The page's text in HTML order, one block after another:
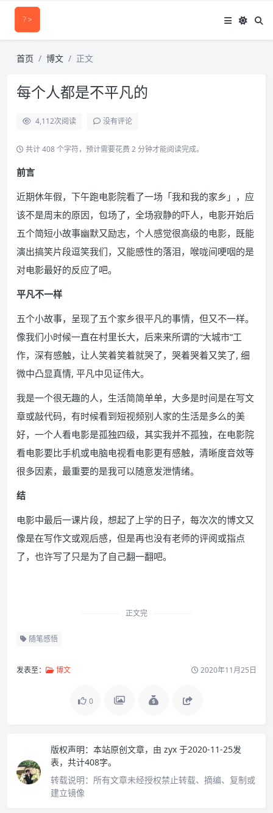
首页 博文 正文
每个人都是不平凡的
4,112次阅读 没有评论
共计 408 个字符，预计需要花费 2 分钟才能阅读完成。
前言
近期休年假，下午跑电影院看了一场「我和我的家乡」，应
该不是周末的原因，包场了，全场寂静的吓人，电影开始后
五个简短小故事幽默又励志，个人感觉很高级的电影，既能
演出搞笑片段逗笑我们，又能感性的落泪，喉咙间哽咽的是
对电影最好的反应了吧。
平凡不一样
五个小故事，呈现了五个家乡很平凡的事情，但又不一样。
像我们小时候一直在村里长大，后来来所谓的“大城市”工
作，深有感触，让人笑着笑着就哭了，哭着哭着又笑了, 细
微中凸显真情, 平凡中见证伟大。
我是一个很无趣的人，生活简简单单，大多是时间是在写文
章或敲代码，有时候看到短视频别人家的生活是多么的美
好，一个人看电影是孤独四级，其实我并不孤独，在电影院
看电影要比手机或电脑电视看电影更有感触，清晰度音效等
很多因素，最重要的是我可以随意发泄情绪。
结
电影中最后一课片段，想起了上学的日子，每次次的博文又
像是在写作文或观后感，但是再也没有老师的评阅或指点
了，也许写了只是为了自己翻一翻吧。
正文完
随笔感悟
发表至： 博文 2020年11月25日
0
版权声明： 本站原创文章，由 zyx 于2020-11-25发
表，共计408字。
转载说明： 所有文章未经授权禁止转载、摘编、复制或
建立镜像